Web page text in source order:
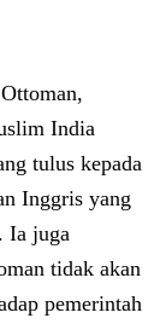
India
tulus kepada
Inggris yang
Ia juga
tidak akan
pemerintah